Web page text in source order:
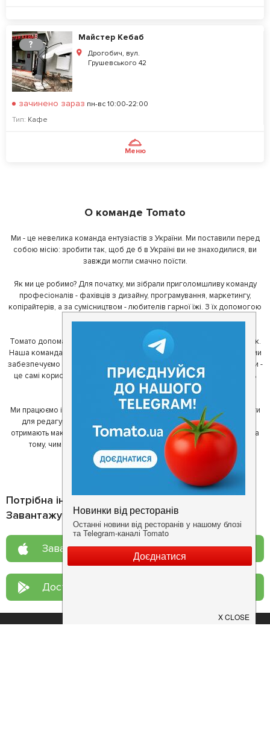
?
Майстер Кебаб
Дрогобич, вул.
Грушевського 42
зачинено зараз пн-вс 10:00-22:00
Тип: Кафе
Меню
О команде Tomato
Ми - це невелика команда ентузіастів з України. Ми поставили перед
собою місію: зробити так, щоб де б в Україні ви не знаходилися, ви
завжди могли смачно поїсти.
Як ми це робимо? Для початку, ми зібрали приголомшливу команду
професіоналів - фахівців з дизайну, програмування, маркетингу,
копірайтерів, а за сумісництвом - любителів гарної їжі. З їх допомогою
Томато допомагає своїм користувачам знайти цікаві місця неподалік.
Наша команда регулярно зв'язується з ресторанами - таким чином ми
забезпечуємо актуальність інформації. Друга частина нашої команди -
це самі користувачі, які діляться своїми враженнями і допомагають
один одному у виборі кращих місць.
Ми працюємо і з ресторанами. Для них ми надаємо зручні інструменти
для редагування інформації про себе - в результаті відвідувачі
отримають максимум інформації, а ресторан зможе зосередитися на
тому, чим він любить займатися більше всього - смачній їжі.
Потрібна інформація про заклад?
Завантажуйте додаток!
Завантажте у App Store
Доступно у